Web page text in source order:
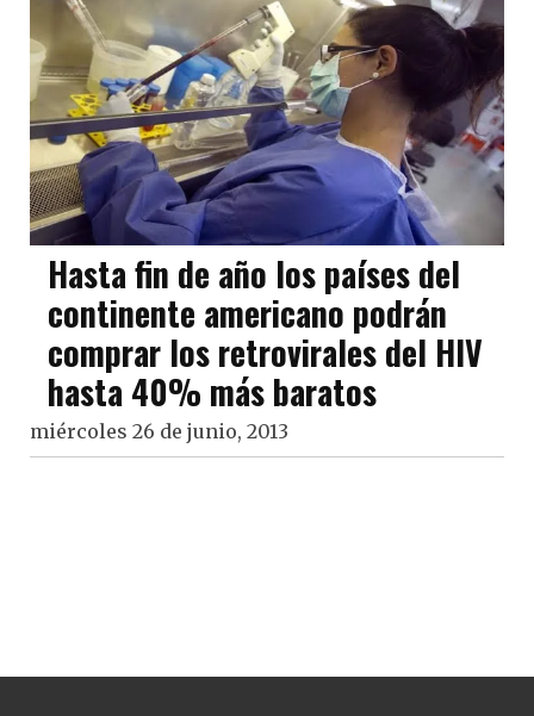
Hasta fin de año los países del
continente americano podrán
comprar los retrovirales del HIV
hasta 40% más baratos
miércoles 26 de junio, 2013